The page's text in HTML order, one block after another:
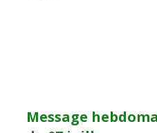
Message